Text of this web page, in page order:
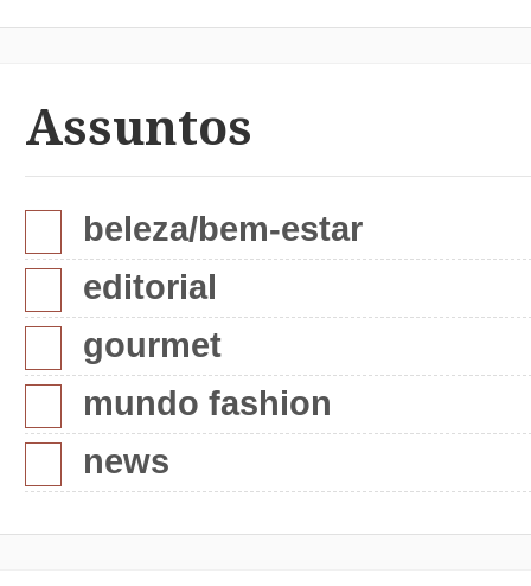
Assuntos
beleza/bem-estar
editorial
gourmet
mundo fashion
news